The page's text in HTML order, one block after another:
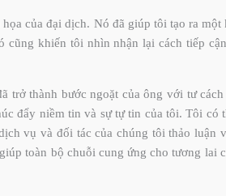
của đại dịch. Nó đã giúp tôi tạo ra
khiến tôi nhìn nhận lại cách tiếp
thành bước ngoặt của ông với tư
đẩy niềm tin và sự tự tin của tôi. Tôi
vụ và đối tác của chúng tôi thảo luận
toàn bộ chuỗi cung ứng cho tương lai